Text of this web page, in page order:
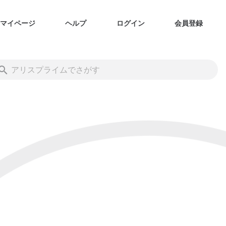
マイページ ヘルプ ログイン 会員登録